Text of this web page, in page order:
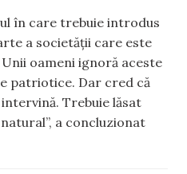
în care trebuie introdus
a societății care este
oameni ignoră aceste
patriotice. Dar cred că
Trebuie lăsat
a concluzionat